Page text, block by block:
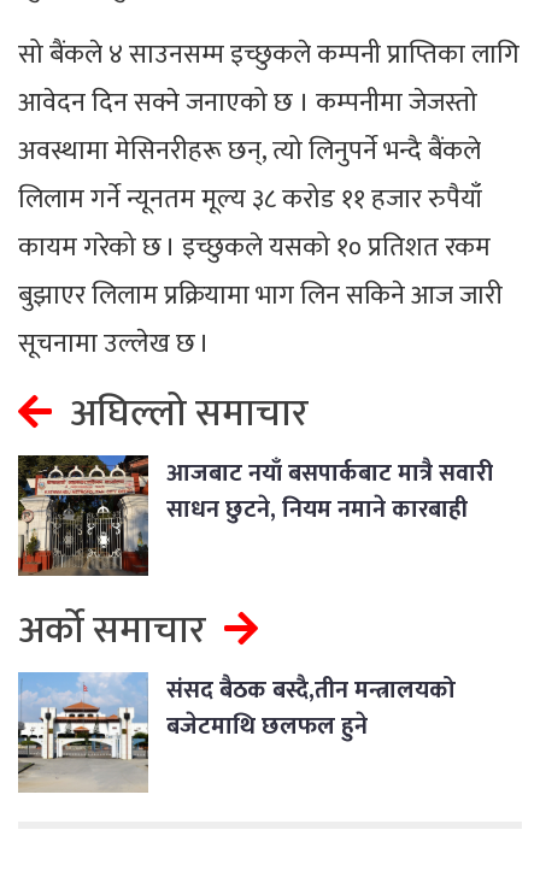
सो बैंकले ४ साउनसम्म इच्छुकले कम्पनी प्राप्तिका लागि
आवेदन दिन सक्ने जनाएको छ । कम्पनीमा जेजस्तो
अवस्थामा मेसिनरीहरू छन्, त्यो लिनुपर्ने भन्दै बैंकले
लिलाम गर्ने न्यूनतम मूल्य ३८ करोड ११ हजार रुपैयाँ
कायम गरेको छ । इच्छुकले यसको १० प्रतिशत रकम
बुझाएर लिलाम प्रक्रियामा भाग लिन सकिने आज जारी
सूचनामा उल्लेख छ ।
अघिल्लो समाचार
आजबाट नयाँ बसपार्कबाट मात्रै सवारी
साधन छुटने, नियम नमाने कारबाही
अर्को समाचार
संसद बैठक बस्दै,तीन मन्त्रालयको
बजेटमाथि छलफल हुने